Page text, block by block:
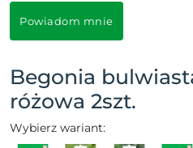
Powiadom mnie
Begonia
różowa 2szt.
Wybierz wariant: